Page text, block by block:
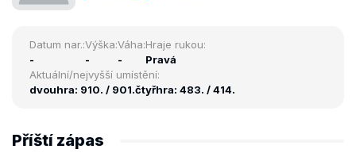
Datum nar.:
-
Výška:
-
Váha:
-
Hraje rukou:
Pravá
Aktuální/nejvyšší umístění:
dvouhra: 910. / 901.čtyřhra: 483. / 414.
Příští zápas